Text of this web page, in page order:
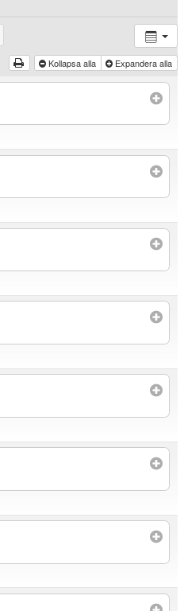
Kollapsa alla Expandera alla